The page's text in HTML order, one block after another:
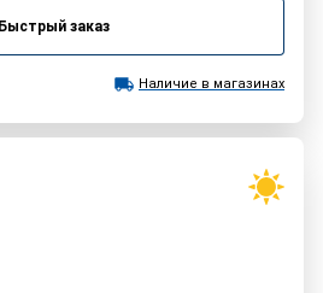
Быстрый заказ
Наличие в магазинах